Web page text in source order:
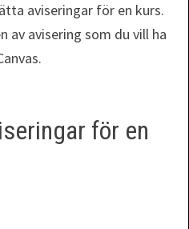
aviseringar för en kurs.
av avisering som du vill ha
för en